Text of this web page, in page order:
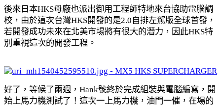
後來日本HKS母廠也派出御用工程師特地來台協助電腦調
校，由於這次台灣HKS開發的是2.0自排左駕版全球首發，
若開發成功未來在北美市場將有很大的潛力，因此HKS特
別重視這次的開發工程。
好了，等候了兩週，Hank號終於完成組裝與電腦編寫，開
始上馬力機測試了！這次一上馬力機，油門一催，在場的